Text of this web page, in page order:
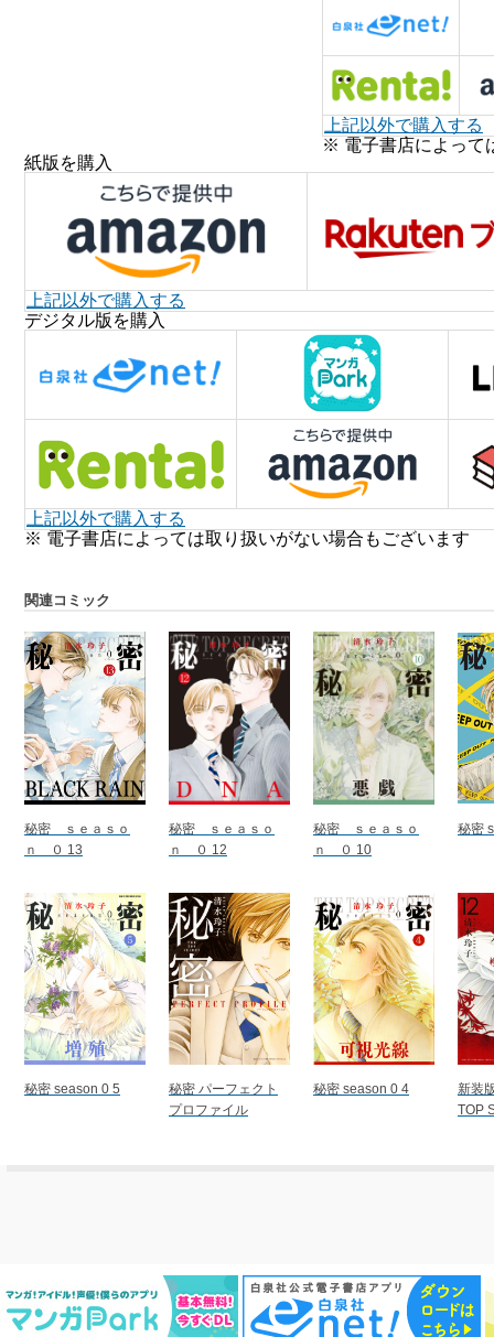
上記以外で購入する
※ 電子書店によって
紙版を購入
上記以外で購入する
デジタル版を購入
上記以外で購入する
※ 電子書店によっては取り扱いがない場合もございます
関連コミック
秘密 ｓｅａｓｏ
ｎ ０ 13
秘密 ｓｅａｓｏ
ｎ ０ 12
秘密 ｓｅａｓｏ
ｎ ０ 10
秘密
秘密 season 0 5
秘密 パーフェクト
プロファイル
秘密 season 0 4
新装
TOP